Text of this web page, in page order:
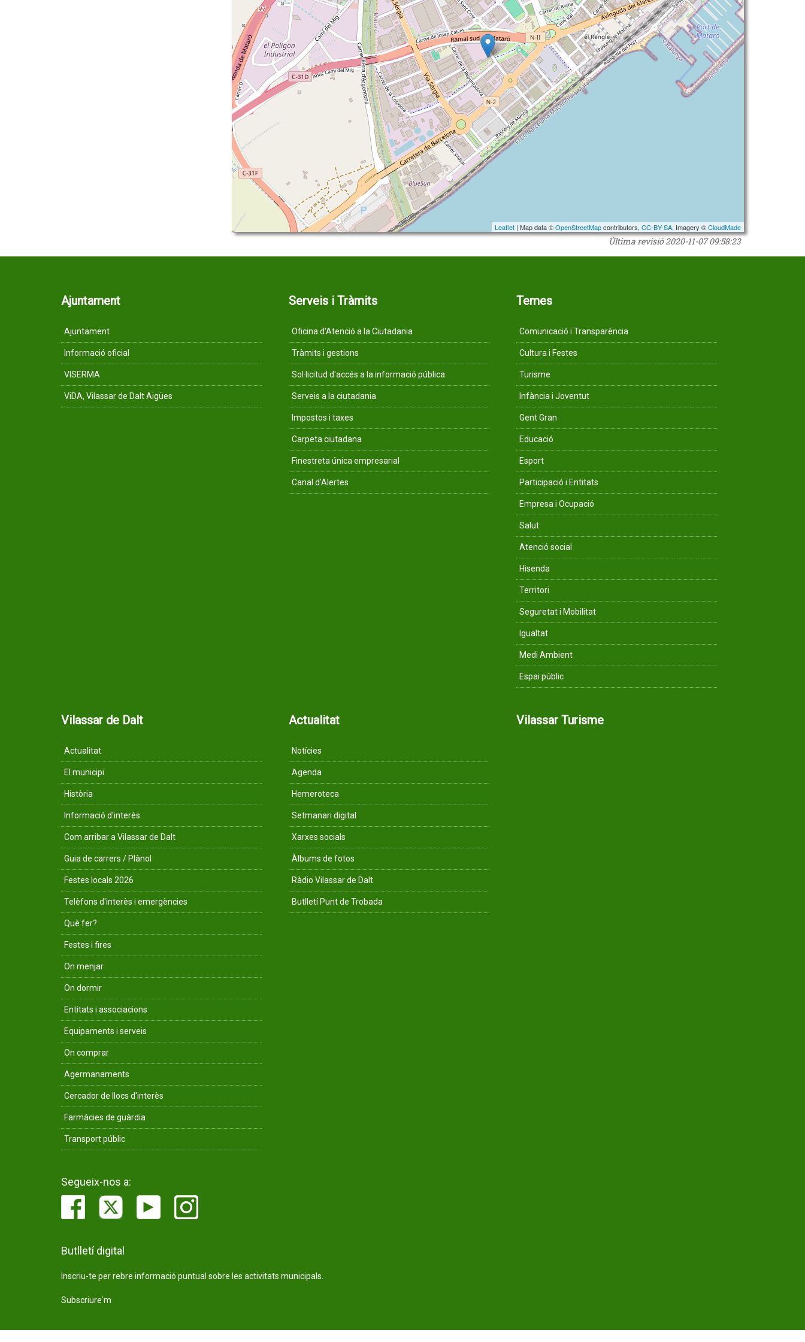
Leaflet | Map data ©OpenStreetMapcontributors, CC-BY-SA, Imagery ©CloudMade
Última revisió2020-11-07 09:58:23
Ajuntament
Ajuntament
Informació oficial
VISERMA
ViDA, Vilassar de Dalt Aigües
Serveis i Tràmits
Oficina d'Atenció a la Ciutadania
Tràmits i gestions
Sol·licitud d'accés a la informació pública
Serveis a la ciutadania
Impostos i taxes
Carpeta ciutadana
Finestreta única empresarial
Canal d'Alertes
Temes
Comunicació i Transparència
Cultura i Festes
Turisme
Infància i Joventut
Gent Gran
Educació
Esport
Participació i Entitats
Empresa i Ocupació
Salut
Atenció social
Hisenda
Territori
Seguretat i Mobilitat
Igualtat
Medi Ambient
Espai públic
Vilassar de Dalt
Actualitat
El municipi
Història
Informació d'interès
Com arribar a Vilassar de Dalt
Guia de carrers / Plànol
Festes locals 2026
Telèfons d'interès i emergències
Què fer?
Festes i fires
On menjar
On dormir
Entitats i associacions
Equipaments i serveis
On comprar
Agermanaments
Cercador de llocs d'interès
Farmàcies de guàrdia
Transport públic
Actualitat
Notícies
Agenda
Hemeroteca
Setmanari digital
Xarxes socials
Àlbums de fotos
Ràdio Vilassar de Dalt
Butlletí Punt de Trobada
Vilassar Turisme
Segueix-nos a:
Butlletí digital
Inscriu-te per rebre informació puntual sobre les activitats municipals.
Subscriure'm